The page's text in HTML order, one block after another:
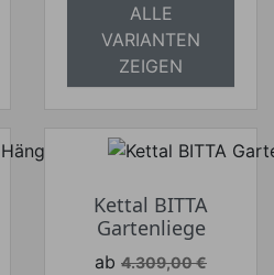
ALLE
VARIANTEN
ZEIGEN
Kettal BITTA
Gartenliege
Verkaufspreis
ab 4.309,00 €